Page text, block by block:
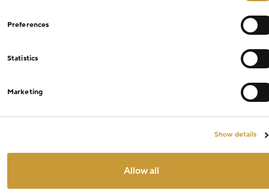
Preferences
Statistics
Marketing
Show details
Allow all